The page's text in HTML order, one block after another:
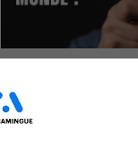
« Le vrai monde? »
hauteur de la
Tremblay